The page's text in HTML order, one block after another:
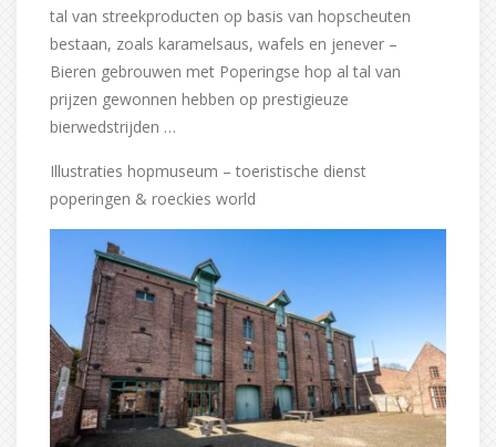
tal van streekproducten op basis van hopscheuten
bestaan, zoals karamelsaus, wafels en jenever –
Bieren gebrouwen met Poperingse hop al tal van
prijzen gewonnen hebben op prestigieuze
bierwedstrijden …
Illustraties hopmuseum – toeristische dienst
poperingen & roeckies world